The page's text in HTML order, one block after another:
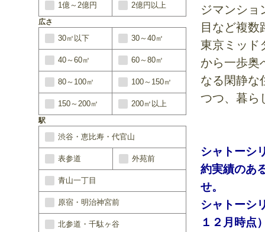
ジマンショ
目など複
東京ミッド
から一歩奥
なる閑静な
つつ、暮ら
シャトーシ
約実績のあ
せ。
シャトーシ
１２月時点
1億～2億円 2億円以上
広さ
30㎡以下 30～40㎡
40～60㎡ 60～80㎡
80～100㎡ 100～150㎡
150～200㎡ 200㎡以上
駅
渋谷・恵比寿・代官山
表参道 外苑前
青山一丁目
原宿・明治神宮前
北参道・千駄ヶ谷